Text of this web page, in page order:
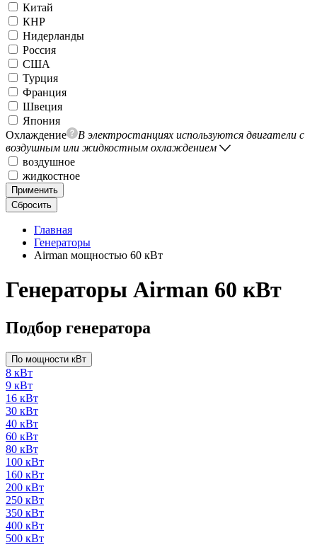
Китай
КНР
Нидерланды
Россия
США
Турция
Франция
Швеция
Япония
Охлаждение
В электростанциях используются двигатели с
воздушным или жидкостным охлаждением
воздушное
жидкостное
Применить
Сбросить
Главная
Генераторы
Airman мощностью 60 кВт
Генераторы Airman 60 кВт
Подбор генератора
По мощности кВт
8 кВт
9 кВт
16 кВт
30 кВт
40 кВт
60 кВт
80 кВт
100 кВт
160 кВт
200 кВт
250 кВт
350 кВт
400 кВт
500 кВт